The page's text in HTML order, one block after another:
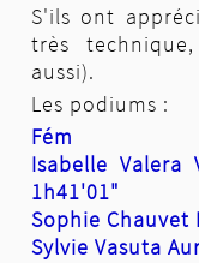
S'ils ont
très
aussi).
Les podiums :
Fém
Isabelle
1h41'01"
Sophie Chauvet
Sylvie Vasuta